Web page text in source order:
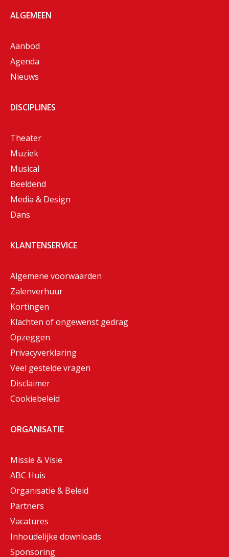
ALGEMEEN
Aanbod
Agenda
Nieuws
DISCIPLINES
Theater
Muziek
Musical
Beeldend
Media & Design
Dans
KLANTENSERVICE
Algemene voorwaarden
Zalenverhuur
Kortingen
Klachten of ongewenst gedrag
Opzeggen
Privacyverklaring
Veel gestelde vragen
Disclaimer
Cookiebeleid
ORGANISATIE
Missie & Visie
ABC Huis
Organisatie & Beleid
Partners
Vacatures
Inhoudelijke downloads
Sponsoring